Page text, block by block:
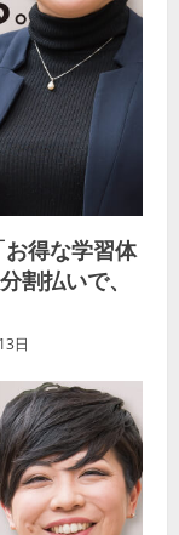
得な学習体
割払いで、
日